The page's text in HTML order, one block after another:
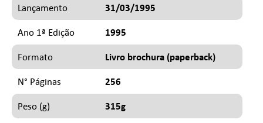
Lançamento 31/03/1995
Ano 1ª Edição 1995
Formato Livro brochura (paperback)
N° Páginas 256
Peso (g) 315g